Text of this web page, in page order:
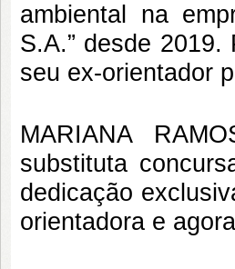
ambiental na
S.A.” desde
seu ex-orientador
MARIANA
substituta
dedicação
orientadora e